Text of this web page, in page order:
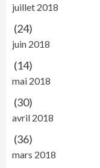
juillet 2018
(24)
juin 2018
(14)
mai 2018
(30)
avril 2018
(36)
mars 2018